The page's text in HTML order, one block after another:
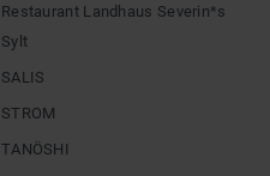
Restaurant Landhaus Severin*s
Sylt
SALIS
STROM
TANÖSHI